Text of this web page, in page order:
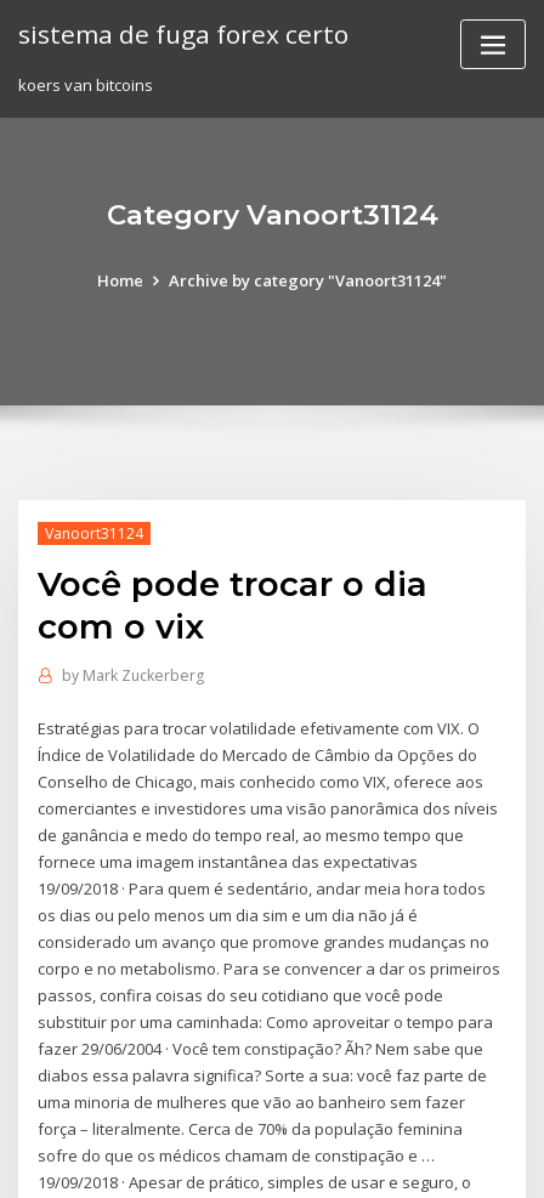
sistema de fuga forex certo
koers van bitcoins
Category Vanoort31124
Home Archive by category "Vanoort31124"
Vanoort31124
Você pode trocar o dia
com o vix
by Mark Zuckerberg
Estratégias para trocar volatilidade efetivamente com VIX. O
Índice de Volatilidade do Mercado de Câmbio da Opções do
Conselho de Chicago, mais conhecido como VIX, oferece aos
comerciantes e investidores uma visão panorâmica dos níveis
de ganância e medo do tempo real, ao mesmo tempo que
fornece uma imagem instantânea das expectativas
19/09/2018 · Para quem é sedentário, andar meia hora todos
os dias ou pelo menos um dia sim e um dia não já é
considerado um avanço que promove grandes mudanças no
corpo e no metabolismo. Para se convencer a dar os primeiros
passos, confira coisas do seu cotidiano que você pode
substituir por uma caminhada: Como aproveitar o tempo para
fazer 29/06/2004 · Você tem constipação? Ãh? Nem sabe que
diabos essa palavra significa? Sorte a sua: você faz parte de
uma minoria de mulheres que vão ao banheiro sem fazer
força – literalmente. Cerca de 70% da população feminina
sofre do que os médicos chamam de constipação e …
19/09/2018 · Apesar de prático, simples de usar e seguro, o